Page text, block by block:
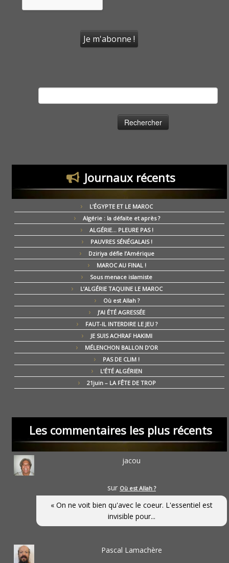
Journaux récents
L’ÉGYPTE ET LE MAROC
Algérie : la défaite et après ?
ALGÉRIE… PLEURE PAS !
PAUVRES SÉNÉGALAIS !
Dziriya défie l’Amérique
MAROC AU FINAL !
Sous menace islamiste
L’ALGÉRIE TAQUINE LE MAROC
Où est Allah ?
J’AI ÉTÉ AGRESSÉE
FAUT-IL INTERDIRE LE JEU ?
JE SUIS ACHRAF HAKIMI
MÉLENCHON BALLON D’OR
PAS DE CLIM !
L’ÉTÉ ALGÉRIEN
21juin – LA FÊTE DE TROP
Les commentaires les plus récents
jacou
sur Où est Allah ?
« On ne voit bien qu'avec le coeur. L'essentiel est
invisible pour...
Pascal Lamachère